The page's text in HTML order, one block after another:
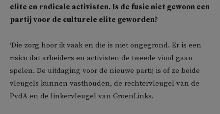
elite en radicale activisten. Is de fusie niet gewoon een
partij voor de culturele elite geworden?
‘Die zorg hoor ik vaak en die is niet ongegrond. Er is een
risico dat arbeiders en activisten de tweede viool gaan
spelen. De uitdaging voor de nieuwe partij is of ze beide
vleugels kunnen vasthouden, de rechtervleugel van de
PvdA en de linkervleugel van GroenLinks.